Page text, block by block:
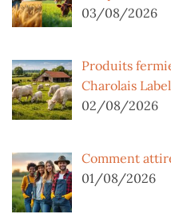
03/08/2026
Produits
Charolais
02/08/2026
Comment
01/08/2026